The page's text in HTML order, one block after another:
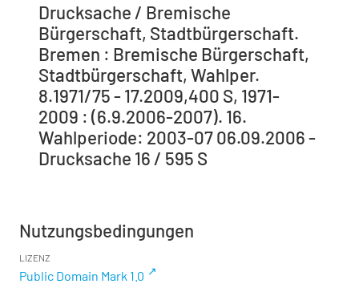
Drucksache / Bremische
Bürgerschaft, Stadtbürgerschaft.
Bremen : Bremische Bürgerschaft,
Stadtbürgerschaft, Wahlper.
8.1971/75 - 17.2009,400 S, 1971-
2009 : (6.9.2006-2007). 16.
Wahlperiode: 2003-07 06.09.2006 -
Drucksache 16 / 595 S
Nutzungsbedingungen
LIZENZ
Public Domain Mark 1.0